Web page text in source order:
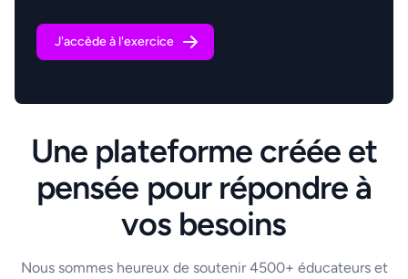
J'accède à l'exercice
Une plateforme créée et
pensée pour répondre à
vos besoins
Nous sommes heureux de soutenir 4500+ éducateurs et